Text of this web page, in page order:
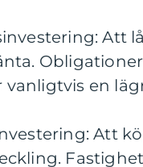
Att
vanligtvis en
Att